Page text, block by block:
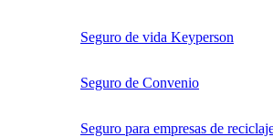
Seguro de vida Keyperson
Seguro de Convenio
Seguro para empresas de